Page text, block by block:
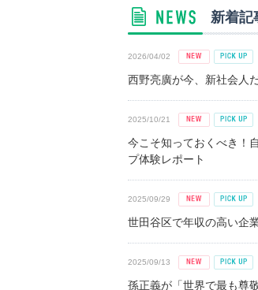
新着記
2026/04/02
西野亮廣が今、新社会人
2025/10/21
今こそ知っておくべき！
プ体験レポート
2025/09/29
世田谷区で年収の高い企
2025/09/13
孫正義が「世界で最も尊